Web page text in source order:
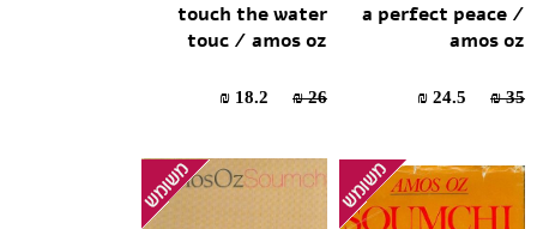
a perfect peace /
amos oz
35 ₪
touch the water
touc / amos oz
26 ₪